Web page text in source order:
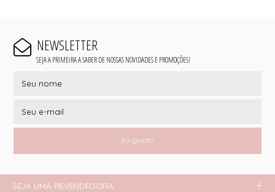
NEWSLETTER
SEJA A PRIMEIRA A SABER DE NOSSAS NOVIDADES E PROMOÇÕES!
EU QUERO
SEJA UMA REVENDEDORA